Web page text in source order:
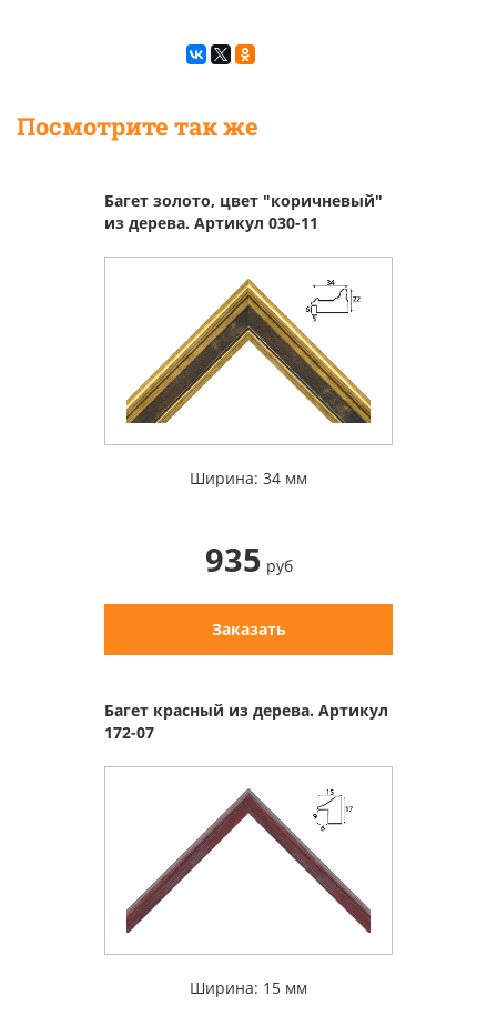
Посмотрите так же
Багет золото, цвет "коричневый"
из дерева. Артикул 030-11
Ширина: 34 мм
935 руб
Заказать
Багет красный из дерева. Артикул
172-07
Ширина: 15 мм